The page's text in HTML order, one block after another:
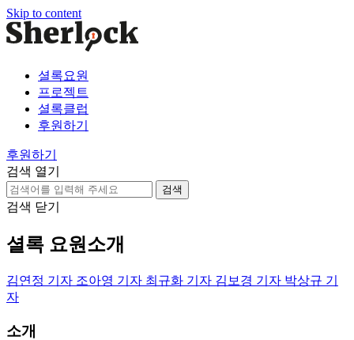
Skip to content
셜록요원
프로젝트
셜록클럽
후원하기
후원하기
검색 열기
검
색:
검색 닫기
셜록 요원소개
김연정 기자 조아영 기자 최규화 기자 김보경 기자 박상규 기
자
소개